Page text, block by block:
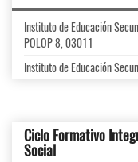
Instituto de Educación
POLOP 8, 03011
Instituto de Educación
Ciclo Formativo
Social